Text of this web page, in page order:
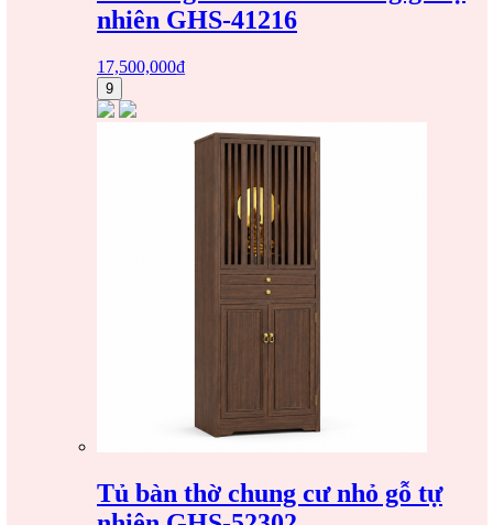
nhiên GHS-41216
17,500,000₫
9
Tủ bàn thờ chung cư nhỏ gỗ tự